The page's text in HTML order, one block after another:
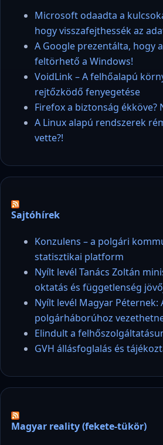
Microsoft odaadta a
hogy visszafejthessék az
A Google prezentálta, hogy
feltörhető a Windows!
VoidLink – A felhőalapú
rejtőzködő fenyegetése
Firefox a biztonság ékköve?
A Linux alapú rendszerek
vette?!
Sajtóhírek
Konzulens – a polgári
statisztikai platform
Nyílt levél Tanács Zoltán
oktatás és függetlenség
Nyílt levél Magyar Péternek:
polgárháborúhoz
Elindult a
GVH állásfoglalás és
Magyar reality (fekete-tükör)